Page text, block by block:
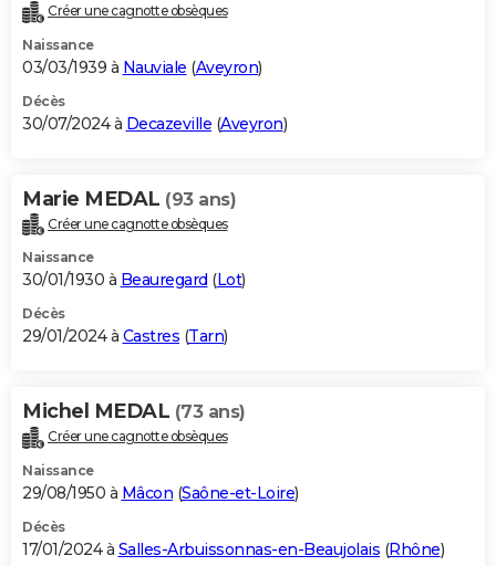
Créer une cagnotte obsèques
Naissance
03/03/1939 à Nauviale (Aveyron)
Décès
30/07/2024 à Decazeville (Aveyron)
Marie MEDAL (93 ans)
Créer une cagnotte obsèques
Naissance
30/01/1930 à Beauregard (Lot)
Décès
29/01/2024 à Castres (Tarn)
Michel MEDAL (73 ans)
Créer une cagnotte obsèques
Naissance
29/08/1950 à Mâcon (Saône-et-Loire)
Décès
17/01/2024 à Salles-Arbuissonnas-en-Beaujolais (Rhône)